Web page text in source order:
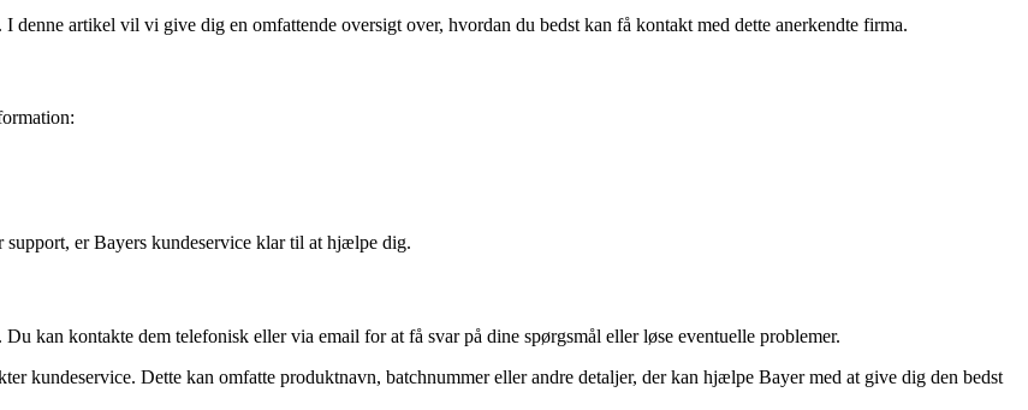
artikel vil vi give dig en omfattende oversigt over, hvordan du bedst kan få kontakt med dette anerkendte firma.
support, er Bayers kundeservice klar til at hjælpe dig.
kan kontakte dem telefonisk eller via email for at få svar på dine spørgsmål eller løse eventuelle problemer.
kundeservice. Dette kan omfatte produktnavn, batchnummer eller andre detaljer, der kan hjælpe Bayer med at give dig den bedst